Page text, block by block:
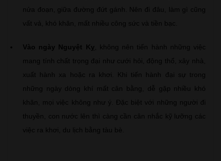
nửa đoạn, giữa đường đứt gánh. Nên đi đâu, làm gì cũng
vất vả, khó khăn, mất nhiều công sức và tiền bạc.
Vào ngày Nguyệt Kỵ , không nên tiến hành những việc
mang tính chất trọng đại như cưới hỏi, động thổ, xây nhà,
xuất hành xa hoặc ra khơi. Khi tiến hành đại sự trong
những ngày dòng khí mất cân bằng, dễ gặp nhiều khó
khăn, mọi việc không như ý. Đặc biệt với những người đi
thuyền, con nước lên thì càng cần cân nhắc kỹ lưỡng các
việc ra khơi, du lịch bằng tàu bè.